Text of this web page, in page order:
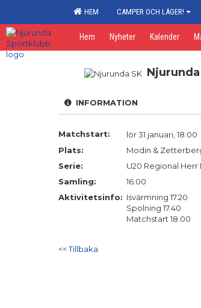
HEM CAMPER OCH LÄGER!
Hem Nyheter Kalender
Njurunda
INFORMATION
Matchstart:
lör 31 januari, 18:00
Plats:
Modin &
Serie:
U20 Regional Herr
Samling:
16:00
Aktivitetsinfo: Isvärmning 17.20
Spolning 17.40
Matchstart 18.00
<< Tillbaka